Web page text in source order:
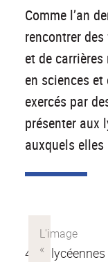
Comme l’an
rencontrer
et de
en sciences
exercés par
présenter aux
auxquels
462